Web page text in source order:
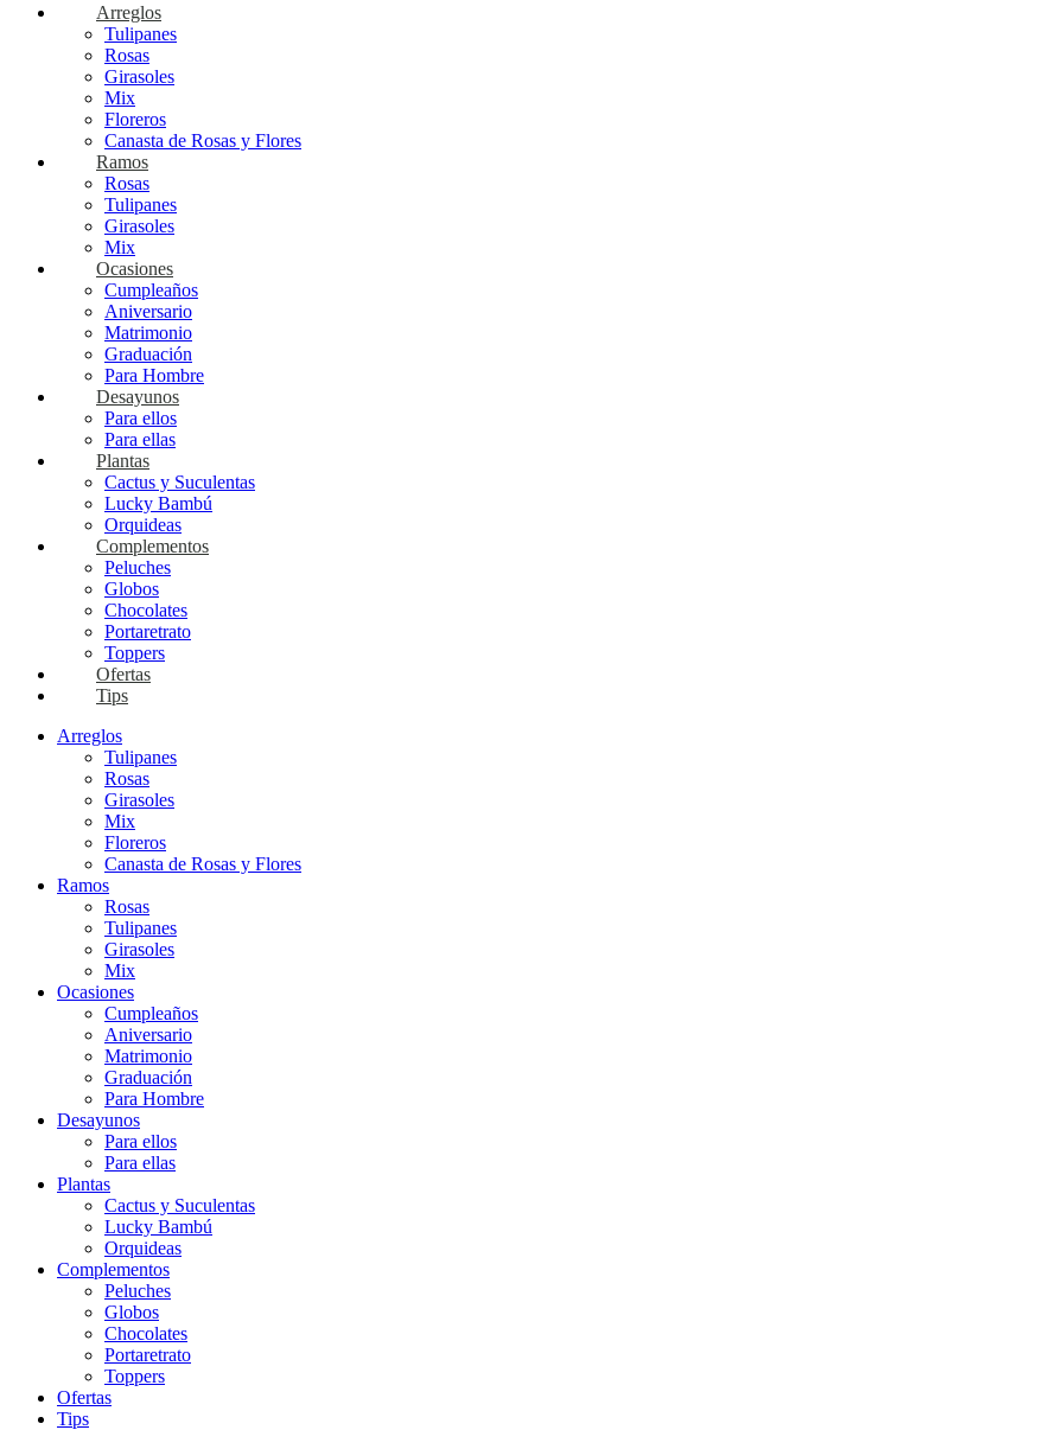
Arreglos
Tulipanes
Rosas
Girasoles
Mix
Floreros
Canasta de Rosas y Flores
Ramos
Rosas
Tulipanes
Girasoles
Mix
Ocasiones
Cumpleaños
Aniversario
Matrimonio
Graduación
Para Hombre
Desayunos
Para ellos
Para ellas
Plantas
Cactus y Suculentas
Lucky Bambú
Orquideas
Complementos
Peluches
Globos
Chocolates
Portaretrato
Toppers
Ofertas
Tips
Arreglos
Tulipanes
Rosas
Girasoles
Mix
Floreros
Canasta de Rosas y Flores
Ramos
Rosas
Tulipanes
Girasoles
Mix
Ocasiones
Cumpleaños
Aniversario
Matrimonio
Graduación
Para Hombre
Desayunos
Para ellos
Para ellas
Plantas
Cactus y Suculentas
Lucky Bambú
Orquideas
Complementos
Peluches
Globos
Chocolates
Portaretrato
Toppers
Ofertas
Tips